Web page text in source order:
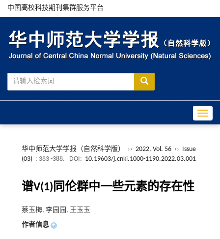
中国高校科技期刊集群服务平台
华中师范大学学报（自然科学版） ›› 2022, Vol. 56 ››
Issue
(03) : 383 -388. DOI: 10.19603/j.cnki.1000-1190.2022.03.001
谱V(1)同伦群中一些元素的存在性
蔡玉梅, 李园园, 王玉玉
作者信息 +